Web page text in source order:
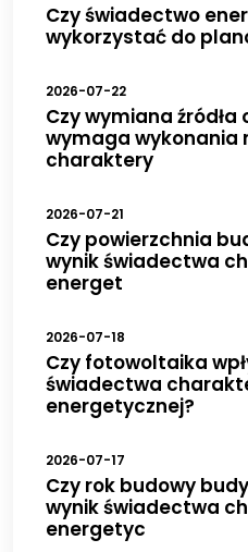
Czy świadectwo
wykorzystać do
2026-07-22
Czy wymiana źródła
wymaga wykonania
charaktery
2026-07-21
Czy powierzchnia
wynik świadectwa
energet
2026-07-18
Czy fotowoltaika
świadectwa
energetycznej?
2026-07-17
Czy rok budowy
wynik świadectwa
energetyc